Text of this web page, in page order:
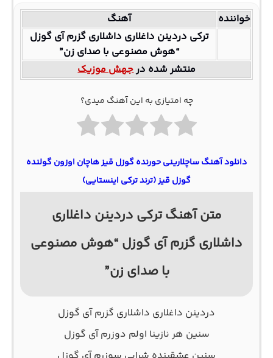
خواننده
آهنگ
ترکی دردینن داغلاری داشلاری گزرم آی گوزل
“هوش مصنوعی با صدای زن”
منتشر شده درجهش موزیک
چه امتیازی به این آهنگ میدی؟
دانلود آهنگ ساچلارینی حورنده گوزل قیز هاچان اوزون گولنده
گوزل قیز (ترند ترکی اینستایی)
متن آهنگ ترکی دردینن داغلاری
داشلاری گزرم آی گوزل “هوش مصنوعی
با صدای زن”
دردینن داغلاری داشلاری گزرم آی گوزل
سنین هر نازینا اولم دوزرم آی گوزل